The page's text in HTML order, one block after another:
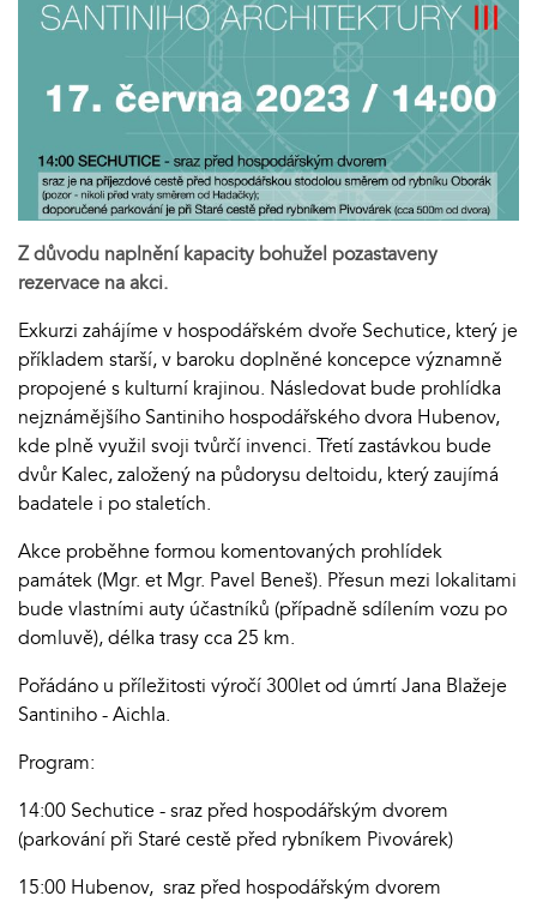
Z důvodu naplnění kapacity bohužel pozastaveny
rezervace na akci.
Exkurzi zahájíme v hospodářském dvoře Sechutice, který je
příkladem starší, v baroku doplněné koncepce významně
propojené s kulturní krajinou. Následovat bude prohlídka
nejznámějšího Santiniho hospodářského dvora Hubenov,
kde plně využil svoji tvůrčí invenci. Třetí zastávkou bude
dvůr Kalec, založený na půdorysu deltoidu, který zaujímá
badatele i po staletích.
Akce proběhne formou komentovaných prohlídek
památek (Mgr. et Mgr. Pavel Beneš). Přesun mezi lokalitami
bude vlastními auty účastníků (případně sdílením vozu po
domluvě), délka trasy cca 25 km.
Pořádáno u příležitosti výročí 300let od úmrtí Jana Blažeje
Santiniho - Aichla.
Program:
14:00 Sechutice - sraz před hospodářským dvorem
(parkování při Staré cestě před rybníkem Pivovárek)
15:00 Hubenov, sraz před hospodářským dvorem